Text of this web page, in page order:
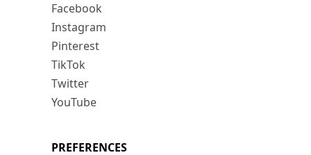
Facebook
Instagram
Pinterest
TikTok
Twitter
YouTube
PREFERENCES